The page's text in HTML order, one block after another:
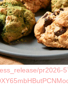
pr2026-